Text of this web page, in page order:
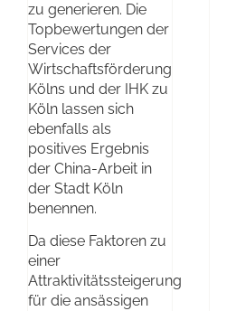
zu generieren. Die
Topbewertungen der
Services der
Wirtschaftsförderung
Kölns und der IHK zu
Köln lassen sich
ebenfalls als
positives Ergebnis
der China-Arbeit in
der Stadt Köln
benennen.
Da diese Faktoren zu
einer
Attraktivitätssteigerung
für die ansässigen